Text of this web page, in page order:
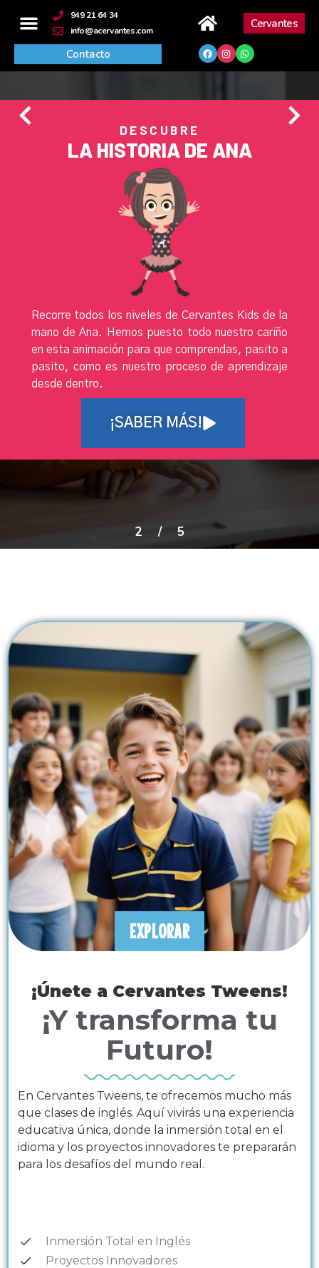
949 21 64 34
info@acervantes.com
Cervantes
Contacto
DESCUBRE
LA HISTORIA DE ANA
Recorre todos los niveles de Cervantes Kids de la
mano de Ana. Hemos puesto todo nuestro cariño
en esta animación para que comprendas, pasito a
pasito, como es nuestro proceso de aprendizaje
desde dentro.
¡SABER MÁS!
2 / 5
EXPLORAR
¡Únete a Cervantes Tweens!
¡Y transforma tu
Futuro!
En Cervantes Tweens, te ofrecemos mucho más
que clases de inglés. Aquí vivirás una experiencia
educativa única, donde la inmersión total en el
idioma y los proyectos innovadores te prepararán
para los desafíos del mundo real.
Inmersión Total en Inglés
Proyectos Innovadores